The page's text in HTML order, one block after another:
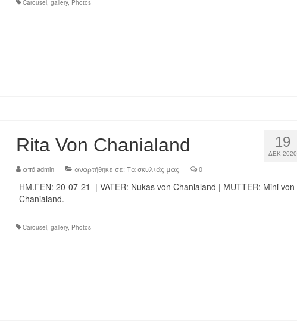
Carousel, gallery, Photos
19
ΔΕΚ 2020
Rita Von Chanialand
απόadmin| αναρτήθηκε σε: Τα σκυλιάς μας | 0
ΗΜ.ΓΕΝ: 20-07-21 | VATER: Nukas von Chanialand | MUTTER: Mini von
Chanialand.
Carousel, gallery, Photos